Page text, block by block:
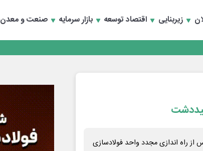
زیربنایی اقتصاد توسعه بازار سرمایه صنعت و معدن
شد
راه اندازی مجدد واحد فولادسازی